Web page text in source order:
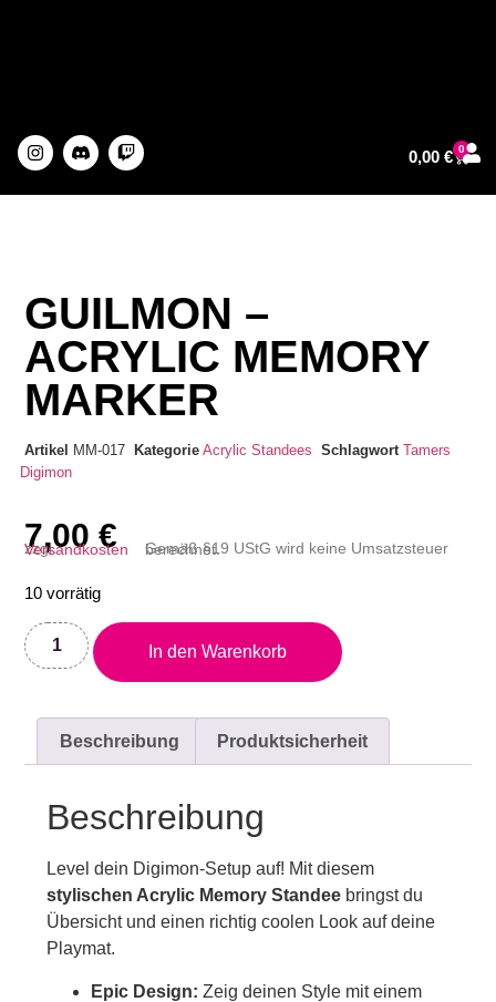
0,00 € 0
GUILMON –
ACRYLIC MEMORY
MARKER
Artikel MM-017 Kategorie Acrylic Standees Schlagwort Tamers
Digimon
7,00€
zzgl.
Versandkosten Gemäß §19 UStG wird keine Umsatzsteuer berechnet.
10 vorrätig
In den Warenkorb
Beschreibung Produktsicherheit
Beschreibung
Level dein Digimon-Setup auf! Mit diesem
stylischen Acrylic Memory Standee bringst du
Übersicht und einen richtig coolen Look auf deine
Playmat.
Epic Design: Zeig deinen Style mit einem